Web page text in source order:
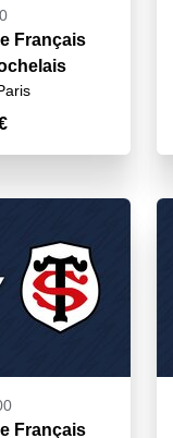
Français
Français